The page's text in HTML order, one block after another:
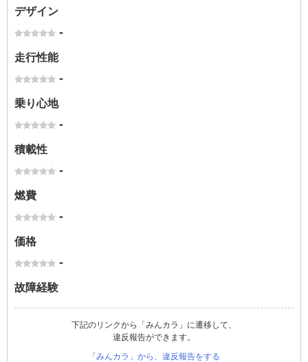
デザイン
-
走行性能
-
乗り心地
-
積載性
-
燃費
-
価格
-
故障経験
下記のリンクから「みんカラ」に遷移して、
違反報告ができます。
「みんカラ」から、違反報告をする